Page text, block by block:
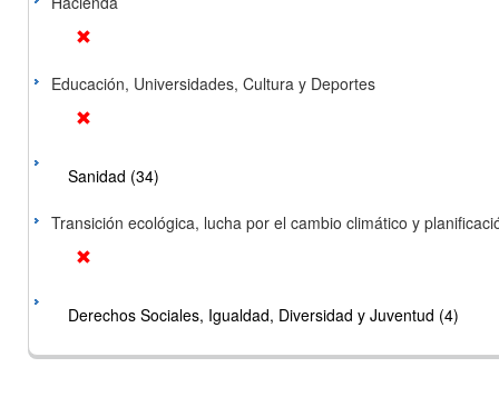
Educación, Universidades, Cultura y Deportes
Sanidad (34)
Transición ecológica, lucha por el cambio climático y
Derechos Sociales, Igualdad, Diversidad y Juventud (4)